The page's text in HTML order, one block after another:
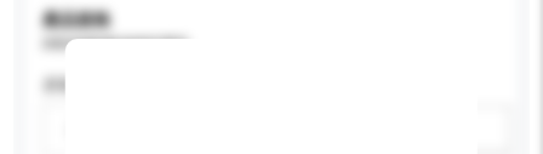
產品規格
請提供您對產品的特定要求。